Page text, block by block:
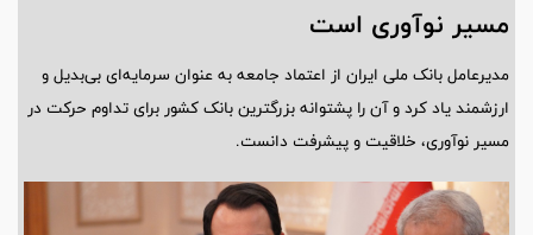
مسیر نوآوری است
مدیرعامل بانک ملی ایران از اعتماد جامعه به عنوان سرمایه‌ای بی‌بدیل و
ارزشمند یاد کرد و آن را پشتوانه بزرگترین بانک کشور برای تداوم حرکت در
مسیر نوآوری، خلاقیت و پیشرفت دانست.